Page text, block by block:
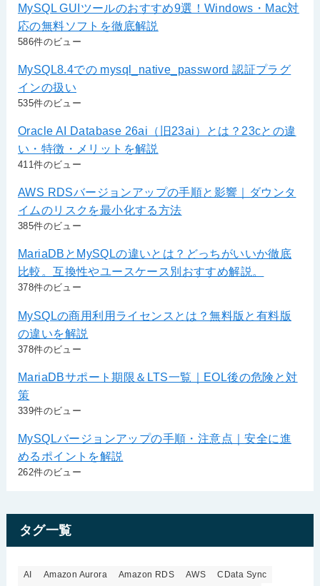
MySQL GUIツールのおすすめ9選！Windows・Mac対
応の無料ソフトを徹底解説
586件のビュー
MySQL8.4での mysql_native_password 認証プラグ
インの扱い
535件のビュー
Oracle AI Database 26ai（旧23ai）とは？23cとの違
い・特徴・メリットを解説
411件のビュー
AWS RDSバージョンアップの手順と影響｜ダウンタ
イムのリスクを最小化する方法
385件のビュー
MariaDBとMySQLの違いとは？どっちがいいか徹底
比較。互換性やユースケース別おすすめ解説。
378件のビュー
MySQLの商用利用ライセンスとは？無料版と有料版
の違いを解説
378件のビュー
MariaDBサポート期限＆LTS一覧｜EOL後の危険と対
策
339件のビュー
MySQLバージョンアップの手順・注意点｜安全に進
めるポイントを解説
262件のビュー
タグ一覧
AI Amazon Aurora Amazon RDS AWS
CData Sync